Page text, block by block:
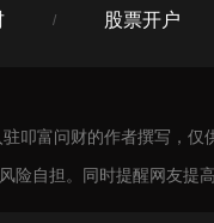
/ 股票开户
叩富问财的作者撰写，
险自担。同时提醒网友提